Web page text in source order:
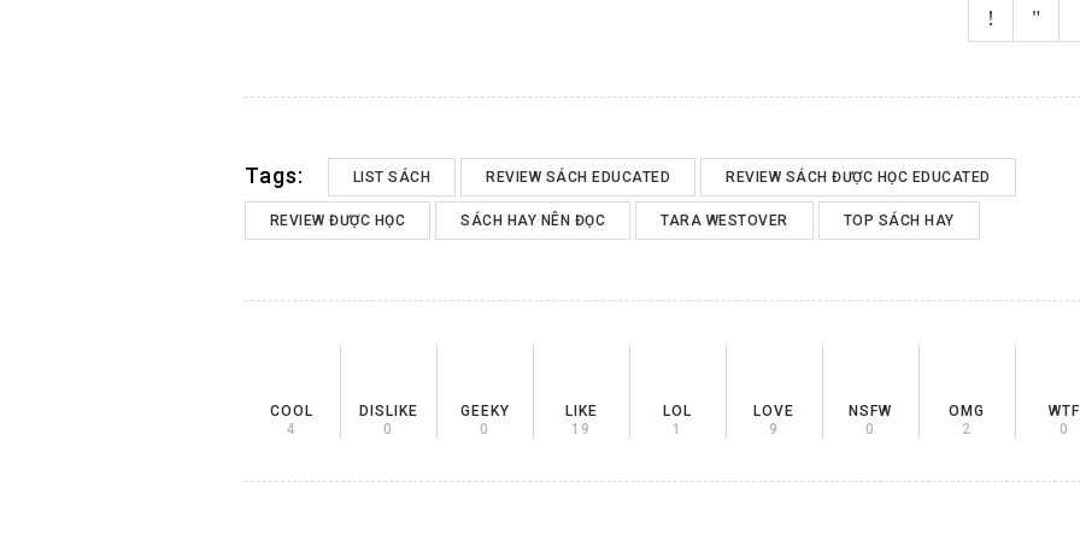
Tags: LIST SÁCH REVIEW SÁCH EDUCATED REVIEW SÁCH ĐƯỢC HỌC EDUCATED
REVIEW ĐƯỢC HỌC SÁCH HAY NÊN ĐỌC TARA WESTOVER TOP SÁCH HAY
COOL
4
DISLIKE
0
GEEKY
0
LIKE
19
LOL
1
LOVE
9
NSFW
0
OMG
2
WTF
0